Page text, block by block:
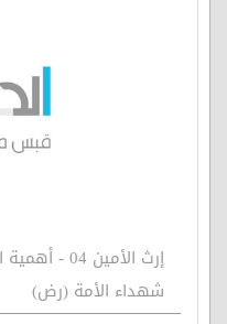
إرث
شهداء الأمة (رض)